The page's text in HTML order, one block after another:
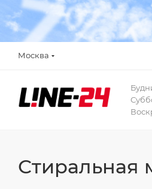
Москва
Стиральная